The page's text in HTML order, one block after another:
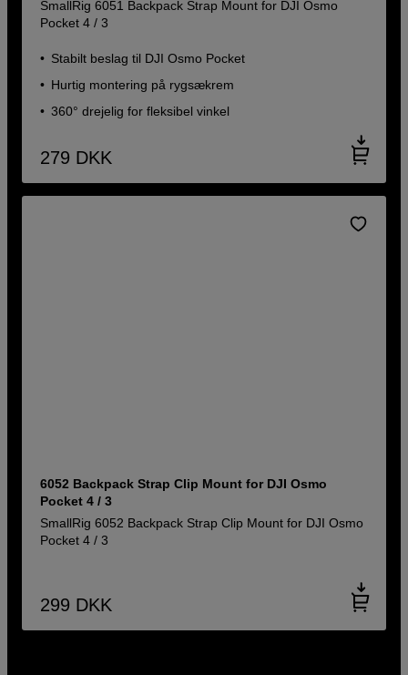
SmallRig 6051 Backpack Strap Mount for DJI Osmo
Pocket 4 / 3
Stabilt beslag til DJI Osmo Pocket
Hurtig montering på rygsækrem
360° drejelig for fleksibel vinkel
279 DKK
6052 Backpack Strap Clip Mount for DJI Osmo
Pocket 4 / 3
SmallRig 6052 Backpack Strap Clip Mount for DJI Osmo
Pocket 4 / 3
299 DKK